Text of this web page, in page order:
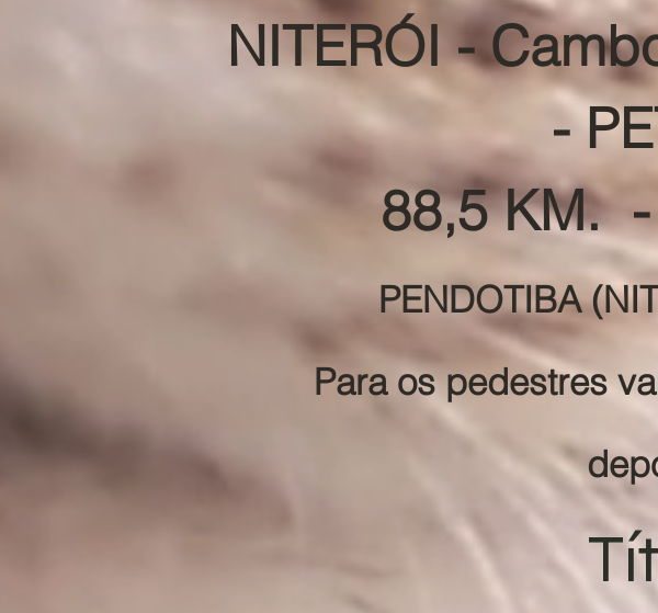
NITERÓI -
-
88,5 KM.
PENDOTIBA
Para os pedestres